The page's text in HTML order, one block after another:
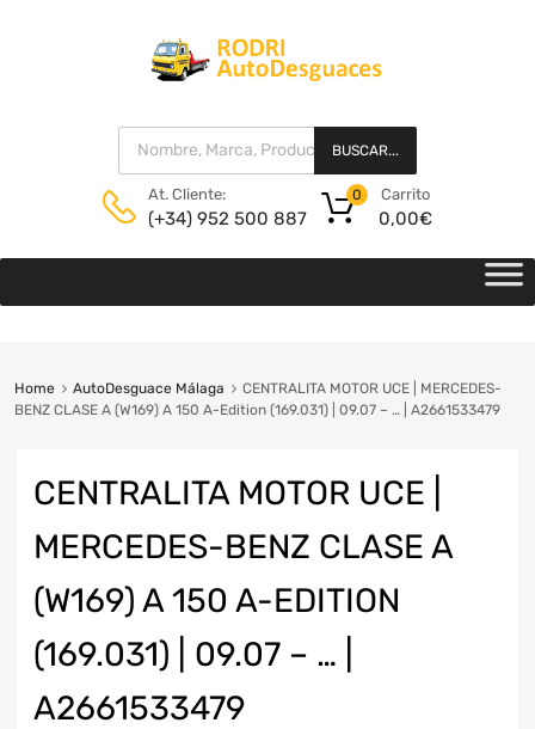
BUSCAR...
At. Cliente:
(+34) 952 500 887
Carrito
0,00€
0
Home AutoDesguace Málaga
CENTRALITA MOTOR UCE | MERCEDES-
BENZ CLASE A (W169) A 150 A-Edition (169.031) | 09.07 – … | A2661533479
CENTRALITA MOTOR UCE |
MERCEDES-BENZ CLASE A
(W169) A 150 A-EDITION
(169.031) | 09.07 – … |
A2661533479